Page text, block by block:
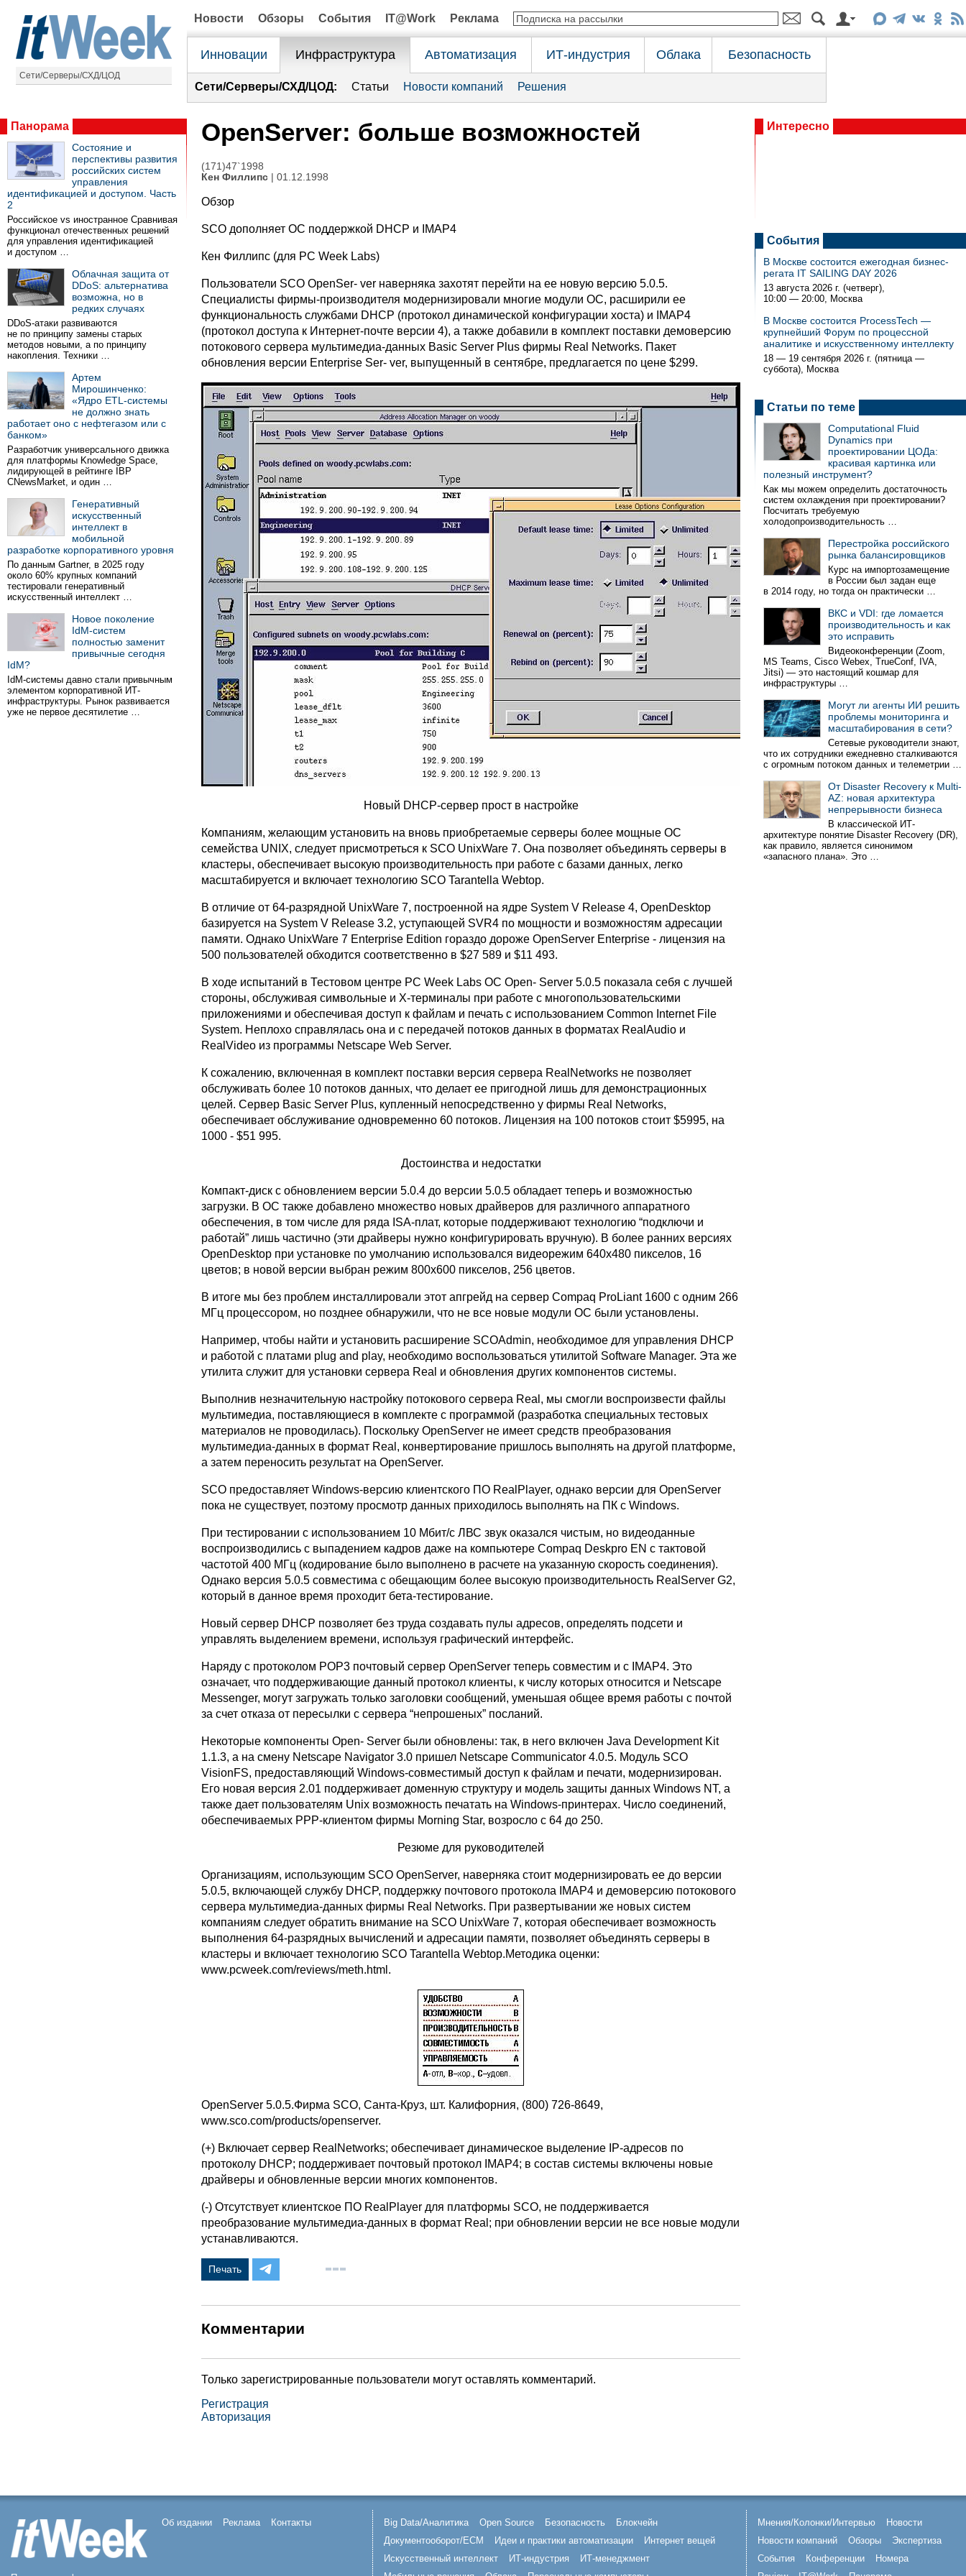
Сети/Серверы/СХД/ЦОД
Новости Обзоры События IT@Work Реклама
Инновации Инфраструктура Автоматизация ИТ-индустрия Облака Безопасность
Сети/Серверы/СХД/ЦОД: Статьи Новости компаний Решения
Панорама
Состояние и
перспективы развития
российских систем
управления
идентификацией и доступом. Часть
2
Российское vs иностранное Сравнивая
функционал отечественных решений
для управления идентификацией
и доступом …
Облачная защита от
DDoS: альтернатива
возможна, но в
редких случаях
DDoS-атаки развиваются
не по принципу замены старых
методов новыми, а по принципу
накопления. Техники …
Артем
Мирошинченко:
«Ядро ETL-системы
не должно знать
работает оно с нефтегазом или с
банком»
Разработчик универсального движка
для платформы Knowledge Space,
лидирующей в рейтинге IBP
CNewsMarket, и один …
Генеративный
искусственный
интеллект в
мобильной
разработке корпоративного уровня
По данным Gartner, в 2025 году
около 60% крупных компаний
тестировали генеративный
искусственный интеллект …
Новое поколение
IdM-систем
полностью заменит
привычные сегодня
IdM?
IdM-системы давно стали привычным
элементом корпоративной ИТ-
инфраструктуры. Рынок развивается
уже не первое десятилетие …
OpenServer: больше возможностей
(171)47`1998
Кен Филлипс | 01.12.1998
Обзор
SCO дополняет ОС поддержкой DHCP и IMAP4
Кен Филлипс (для PC Week Labs)
Пользователи SCO OpenSer- ver наверняка захотят перейти на ее новую версию 5.0.5.
Специалисты фирмы-производителя модернизировали многие модули ОС, расширили ее
функциональность службами DHCP (протокол динамической конфигурации хоста) и IMAP4
(протокол доступа к Интернет-почте версии 4), а также добавили в комплект поставки демоверсию
потокового сервера мультимедиа-данных Basic Server Plus фирмы Real Networks. Пакет
обновления версии Enterprise Ser- ver, выпущенный в сентябре, предлагается по цене $299.
Новый DHCP-сервер прост в настройке
Компаниям, желающим установить на вновь приобретаемые серверы более мощные ОС
семейства UNIX, следует присмотреться к SCO UnixWare 7. Она позволяет объединять серверы в
кластеры, обеспечивает высокую производительность при работе с базами данных, легко
масштабируется и включает технологию SCO Tarantella Webtop.
В отличие от 64-разрядной UnixWare 7, построенной на ядре System V Release 4, OpenDesktop
базируется на System V Release 3.2, уступающей SVR4 по мощности и возможностям адресации
памяти. Однако UnixWare 7 Enterprise Edition гораздо дороже OpenServer Enterprise - лицензия на
500 пользователей обходится соответственно в $27 589 и $11 493.
В ходе испытаний в Тестовом центре PC Week Labs ОС Open- Server 5.0.5 показала себя с лучшей
стороны, обслуживая символьные и X-терминалы при работе с многопользовательскими
приложениями и обеспечивая доступ к файлам и печать с использованием Common Internet File
System. Неплохо справлялась она и с передачей потоков данных в форматах RealAudio и
RealVideo из программы Netscape Web Server.
К сожалению, включенная в комплект поставки версия сервера RealNetworks не позволяет
обслуживать более 10 потоков данных, что делает ее пригодной лишь для демонстрационных
целей. Сервер Basic Server Plus, купленный непосредственно у фирмы Real Networks,
обеспечивает обслуживание одновременно 60 потоков. Лицензия на 100 потоков стоит $5995, на
1000 - $51 995.
Достоинства и недостатки
Компакт-диск с обновлением версии 5.0.4 до версии 5.0.5 обладает теперь и возможностью
загрузки. В ОС также добавлено множество новых драйверов для различного аппаратного
обеспечения, в том числе для ряда ISA-плат, которые поддерживают технологию “подключи и
работай” лишь частично (эти драйверы нужно конфигурировать вручную). В более ранних версиях
OpenDesktop при установке по умолчанию использовался видеорежим 640х480 пикселов, 16
цветов; в новой версии выбран режим 800х600 пикселов, 256 цветов.
В итоге мы без проблем инсталлировали этот апгрейд на сервер Compaq ProLiant 1600 с одним 266
МГц процессором, но позднее обнаружили, что не все новые модули ОС были установлены.
Например, чтобы найти и установить расширение SCOAdmin, необходимое для управления DHCP
и работой с платами plug and play, необходимо воспользоваться утилитой Software Manager. Эта же
утилита служит для установки сервера Real и обновления других компонентов системы.
Выполнив незначительную настройку потокового сервера Real, мы смогли воспроизвести файлы
мультимедиа, поставляющиеся в комплекте с программой (разработка специальных тестовых
материалов не проводилась). Поскольку OpenServer не имеет средств преобразования
мультимедиа-данных в формат Real, конвертирование пришлось выполнять на другой платформе,
а затем переносить результат на OpenServer.
SCO предоставляет Windows-версию клиентского ПО RealPlayer, однако версии для OpenServer
пока не существует, поэтому просмотр данных приходилось выполнять на ПК с Windows.
При тестировании с использованием 10 Мбит/с ЛВС звук оказался чистым, но видеоданные
воспроизводились с выпадением кадров даже на компьютере Compaq Deskpro EN с тактовой
частотой 400 МГц (кодирование было выполнено в расчете на указанную скорость соединения).
Однако версия 5.0.5 совместима с обещающим более высокую производительность RealServer G2,
который в данное время проходит бета-тестирование.
Новый сервер DHCP позволяет без труда создавать пулы адресов, определять подсети и
управлять выделением времени, используя графический интерфейс.
Наряду с протоколом POP3 почтовый сервер OpenServer теперь совместим и с IMAP4. Это
означает, что поддерживающие данный протокол клиенты, к числу которых относится и Netscape
Messenger, могут загружать только заголовки сообщений, уменьшая общее время работы с почтой
за счет отказа от пересылки с сервера “непрошеных” посланий.
Некоторые компоненты Open- Server были обновлены: так, в него включен Java Development Kit
1.1.3, а на смену Netscape Navigator 3.0 пришел Netscape Communicator 4.0.5. Модуль SCO
VisionFS, предоставляющий Windows-совместимый доступ к файлам и печати, модернизирован.
Его новая версия 2.01 поддерживает доменную структуру и модель защиты данных Windows NT, а
также дает пользователям Unix возможность печатать на Windows-принтерах. Число соединений,
обеспечиваемых PPP-клиентом фирмы Morning Star, возросло с 64 до 250.
Резюме для руководителей
Организациям, использующим SCO OpenServer, наверняка стоит модернизировать ее до версии
5.0.5, включающей службу DHCP, поддержку почтового протокола IMAP4 и демоверсию потокового
сервера мультимедиа-данных фирмы Real Networks. При развертывании же новых систем
компаниям следует обратить внимание на SCO UnixWare 7, которая обеспечивает возможность
выполнения 64-разрядных вычислений и адресации памяти, позволяет объединять серверы в
кластеры и включает технологию SCO Tarantella Webtop.Методика оценки:
www.pcweek.com/reviews/meth.html.
OpenServer 5.0.5.Фирма SCO, Санта-Круз, шт. Калифорния, (800) 726-8649,
www.sco.com/products/openserver.
(+) Включает сервер RealNetworks; обеспечивает динамическое выделение IP-адресов по
протоколу DHCP; поддерживает почтовый протокол IMAP4; в состав системы включены новые
драйверы и обновленные версии многих компонентов.
(-) Отсутствует клиентское ПО RealPlayer для платформы SCO, не поддерживается
преобразование мультимедиа-данных в формат Real; при обновлении версии не все новые модули
устанавливаются.
Печать
Комментарии
Только зарегистрированные пользователи могут оставлять комментарий.
Регистрация
Авторизация
Интересно
События
В Москве состоится ежегодная бизнес-
регата IT SAILING DAY 2026
13 августа 2026 г. (четверг),
10:00 — 20:00, Москва
В Москве состоится ProcessTech —
крупнейший Форум по процессной
аналитике и искусственному интеллекту
18 — 19 сентября 2026 г. (пятница —
суббота), Москва
Статьи по теме
Computational Fluid
Dynamics при
проектировании ЦОДа:
красивая картинка или
полезный инструмент?
Как мы можем определить достаточность
систем охлаждения при проектировании?
Посчитать требуемую
холодопроизводительность …
Перестройка российского
рынка балансировщиков
Курс на импортозамещение
в России был задан еще
в 2014 году, но тогда он практически …
ВКС и VDI: где ломается
производительность и как
это исправить
Видеоконференции (Zoom,
MS Teams, Cisco Webex, TrueConf, IVA,
Jitsi) — это настоящий кошмар для
инфраструктуры …
Могут ли агенты ИИ решить
проблемы мониторинга и
масштабирования в сети?
Сетевые руководители знают,
что их сотрудники ежедневно сталкиваются
с огромным потоком данных и телеметрии …
От Disaster Recovery к Multi-
AZ: новая архитектура
непрерывности бизнеса
В классической ИТ-
архитектуре понятие Disaster Recovery (DR),
как правило, является синонимом
«запасного плана». Это …
Об издании Реклама Контакты Big Data/Аналитика Open Source Безопасность
Блокчейн
Документооборот/ECM
Идеи и практики автоматизации
Интернет вещей
Искусственный интеллект
ИТ-индустрия
ИТ-менеджмент
Мнения/Колонки/Интервью
Новости
Новости компаний
Обзоры
Экспертиза
События
Конференции
Номера